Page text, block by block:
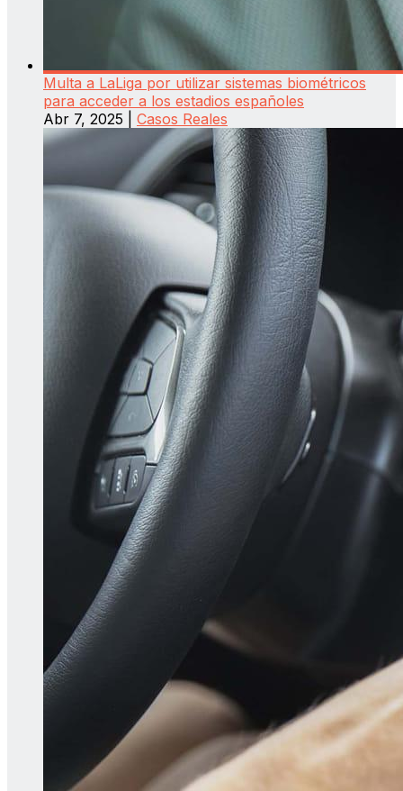
Multa a LaLiga por utilizar sistemas biométricos
para acceder a los estadios españoles
Abr 7, 2025
Casos Reales